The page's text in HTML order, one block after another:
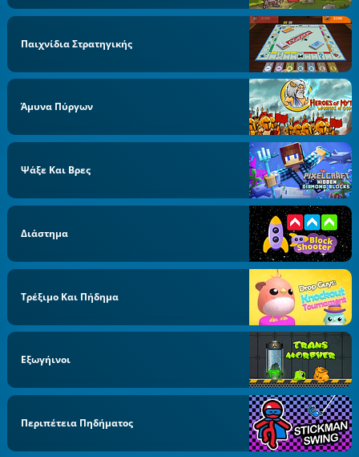
Παιχνίδια Στρατηγικής
Άμυνα Πύργων
Ψάξε Και Βρες
Διάστημα
Τρέξιμο Και Πήδημα
Εξωγήινοι
Περιπέτεια Πηδήματος